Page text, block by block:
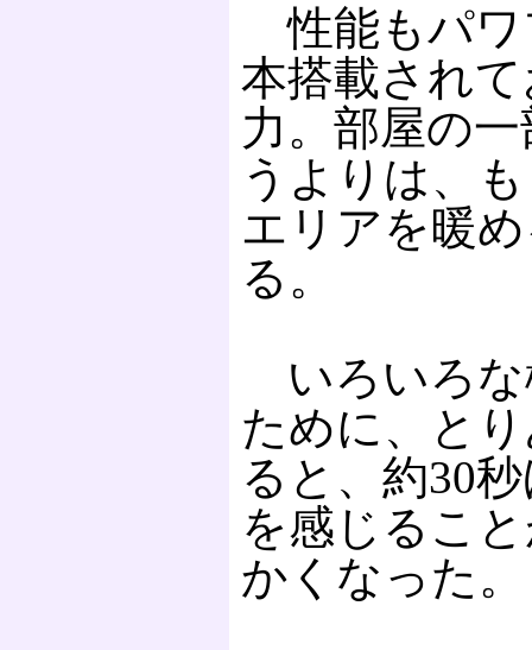
性能もパワ
本搭載され
力。部屋の
うよりは、
エリアを暖
る。
いろいろな
ために、と
ると、約30
を感じるこ
かくなった。